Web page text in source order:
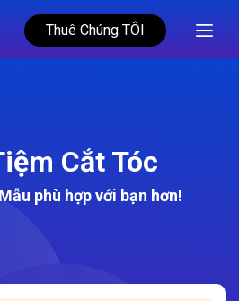
Thuê Chúng TÔI
Cắt Tóc
phù hợp với bạn hơn!